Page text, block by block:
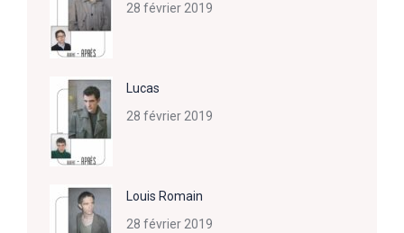
28 février 2019
Lucas
28 février 2019
Louis Romain
28 février 2019